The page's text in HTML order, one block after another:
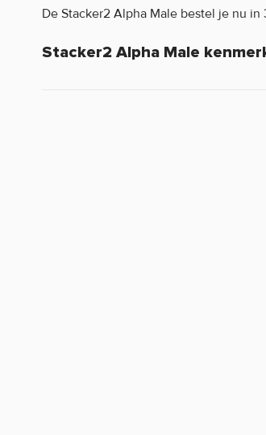
De Stacker2 Alpha Male bestel je nu
Stacker2 Alpha Male